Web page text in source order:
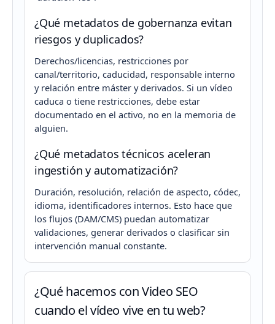
¿Qué metadatos de gobernanza evitan
riesgos y duplicados?
Derechos/licencias, restricciones por
canal/territorio, caducidad, responsable interno
y relación entre máster y derivados. Si un vídeo
caduca o tiene restricciones, debe estar
documentado en el activo, no en la memoria de
alguien.
¿Qué metadatos técnicos aceleran
ingestión y automatización?
Duración, resolución, relación de aspecto, códec,
idioma, identificadores internos. Esto hace que
los flujos (DAM/CMS) puedan automatizar
validaciones, generar derivados o clasificar sin
intervención manual constante.
¿Qué hacemos con Video SEO
cuando el vídeo vive en tu web?